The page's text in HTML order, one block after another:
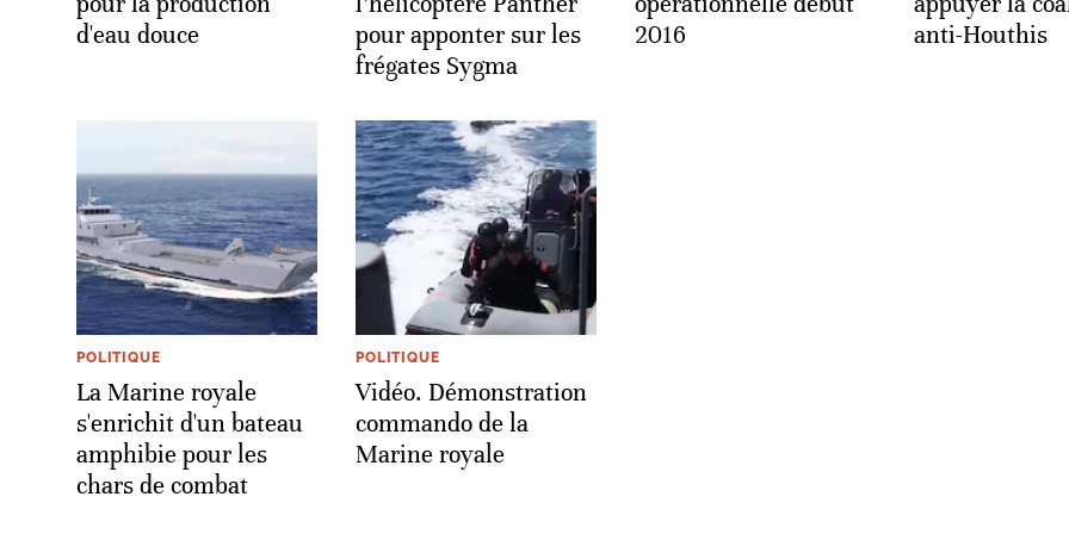
d'eau douce
pour apponter sur les
frégates Sygma
2016
anti-Houthis
POLITIQUE
La Marine royale
s'enrichit d'un bateau
amphibie pour les
chars de combat
POLITIQUE
Vidéo. Démonstration
commando de la
Marine royale